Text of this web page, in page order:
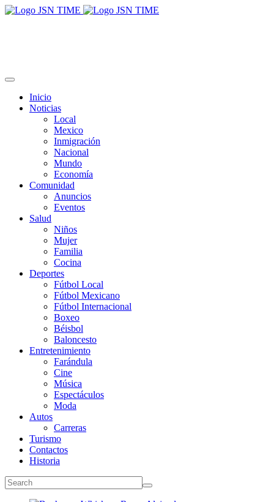
Inicio
Noticias
Local
Mexico
Inmigración
Nacional
Mundo
Economía
Comunidad
Anuncios
Eventos
Salud
Niños
Mujer
Familia
Cocina
Deportes
Fútbol Local
Fútbol Mexicano
Fútbol Internacional
Boxeo
Béisbol
Baloncesto
Entretenimiento
Farándula
Cine
Música
Espectáculos
Moda
Autos
Carreras
Turismo
Contactos
Historia